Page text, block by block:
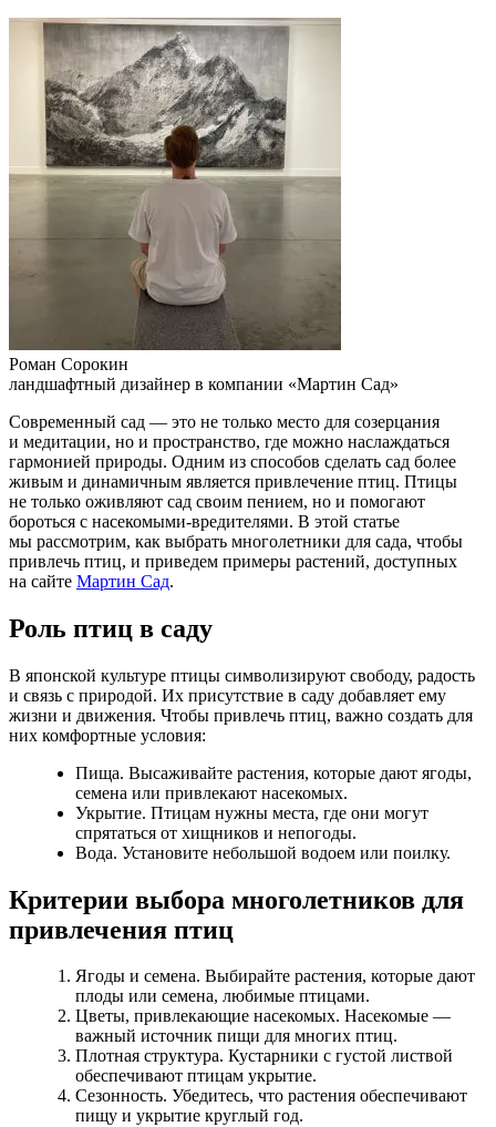
Роман Сорокин
ландшафтный дизайнер в компании «Мартин Сад»
Современный сад — это не только место для созерцания
и медитации, но и пространство, где можно наслаждаться
гармонией природы. Одним из способов сделать сад более
живым и динамичным является привлечение птиц. Птицы
не только оживляют сад своим пением, но и помогают
бороться с насекомыми-вредителями. В этой статье
мы рассмотрим, как выбрать многолетники для сада, чтобы
привлечь птиц, и приведем примеры растений, доступных
на сайте Мартин Сад.
Роль птиц в саду
В японской культуре птицы символизируют свободу, радость
и связь с природой. Их присутствие в саду добавляет ему
жизни и движения. Чтобы привлечь птиц, важно создать для
них комфортные условия:
Пища. Высаживайте растения, которые дают ягоды,
семена или привлекают насекомых.
Укрытие. Птицам нужны места, где они могут
спрятаться от хищников и непогоды.
Вода. Установите небольшой водоем или поилку.
Критерии выбора многолетников для
привлечения птиц
Ягоды и семена. Выбирайте растения, которые дают
плоды или семена, любимые птицами.
Цветы, привлекающие насекомых. Насекомые —
важный источник пищи для многих птиц.
Плотная структура. Кустарники с густой листвой
обеспечивают птицам укрытие.
Сезонность. Убедитесь, что растения обеспечивают
пищу и укрытие круглый год.